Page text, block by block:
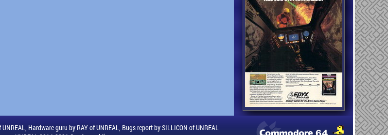
Hardware guru by RAY of UNREAL, Bugs report by SILLICON of UNREAL